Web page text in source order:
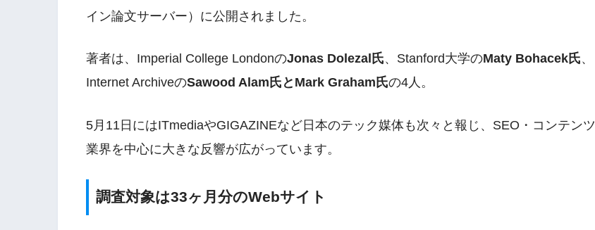
イン論文サーバー）に公開されました。
著者は、Imperial College LondonのJonas Dolezal氏、Stanford大学のMaty Bohacek氏、
Internet ArchiveのSawood Alam氏とMark Graham氏の4人。
5月11日にはITmediaやGIGAZINEなど日本のテック媒体も次々と報じ、SEO・コンテンツ
業界を中心に大きな反響が広がっています。
調査対象は33ヶ月分のWebサイト